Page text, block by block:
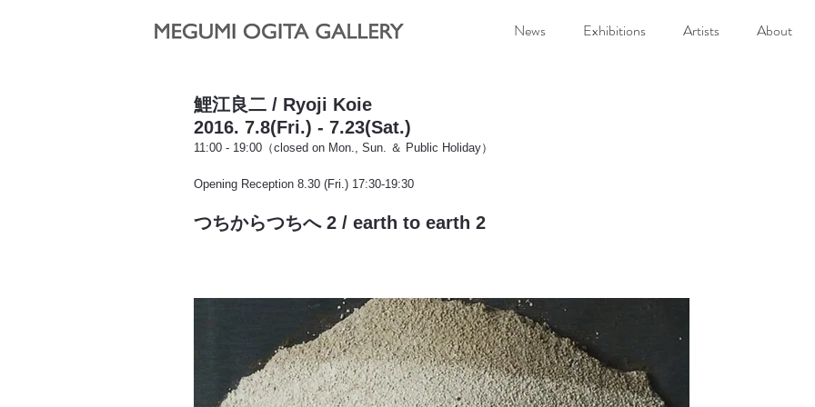
News Exhibitions Artists About
鯉江良二 / Ryoji Koie
2016. 7.8(Fri.) - 7.23(Sat.)
11:00 - 19:00（closed on Mon., Sun. ＆ Public Holiday）
Opening Reception 8.30 (Fri.) 17:30-19:30
つちからつちへ 2 / earth to earth 2